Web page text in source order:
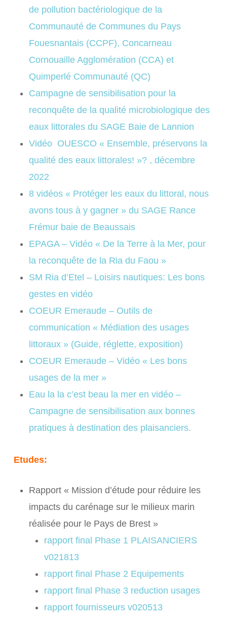
de pollution bactériologique de la
Communauté de Communes du Pays
Fouesnantais (CCPF), Concarneau
Cornouaille Agglomération (CCA) et
Quimperlé Communauté (QC)
Campagne de sensibilisation pour la
reconquête de la qualité microbiologique des
eaux littorales du SAGE Baie de Lannion
Vidéo OUESCO « Ensemble, préservons la
qualité des eaux littorales! »? , décembre
2022
8 vidéos « Protéger les eaux du littoral, nous
avons tous à y gagner » du SAGE Rance
Frémur baie de Beaussais
EPAGA – Vidéo « De la Terre à la Mer, pour
la reconquête de la Ria du Faou »
SM Ria d’Etel – Loisirs nautiques: Les bons
gestes en vidéo
COEUR Emeraude – Outils de
communication « Médiation des usages
littoraux » (Guide, réglette, exposition)
COEUR Emeraude – Vidéo « Les bons
usages de la mer »
Eau la la c’est beau la mer en vidéo –
Campagne de sensibilisation aux bonnes
pratiques à destination des plaisanciers.
Etudes:
Rapport « Mission d’étude pour réduire les
impacts du carénage sur le milieux marin
réalisée pour le Pays de Brest »
rapport final Phase 1 PLAISANCIERS
v021813
rapport final Phase 2 Equipements
rapport final Phase 3 reduction usages
rapport fournisseurs v020513